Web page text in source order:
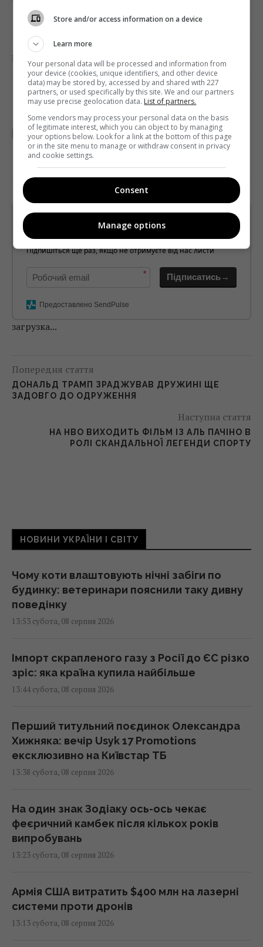
Поділитись: Facebook Twitter
TELEKRITIKA
Щотижневий лист з найцікавішим.
Пишемо з любов'ю
!
Підпишіться ще раз, якщо не отримуєте від нас листи
* Підписатись→
Предоставлено SendPulse
загрузка...
Попередня стаття
ДОНАЛЬД ТРАМП ЗРАДЖУВАВ ДРУЖИНІ ЩЕ
ЗАДОВГО ДО ОДРУЖЕННЯ
Наступна стаття
НА HBO ВИХОДИТЬ ФІЛЬМ ІЗ АЛЬ ПАЧІНО В
РОЛІ СКАНДАЛЬНОЇ ЛЕГЕНДИ СПОРТУ
НОВИНИ УКРАЇНИ І СВІТУ
Чому коти влаштовують нічні забіги по
будинку: ветеринари пояснили таку дивну
поведінку
13:53 субота, 08 серпня 2026
Імпорт скрапленого газу з Росії до ЄС різко
зріс: яка країна купила найбільше
13:44 субота, 08 серпня 2026
Перший титульний поєдинок Олександра
Хижняка: вечір Usyk 17 Promotions
ексклюзивно на Київстар ТБ
13:38 субота, 08 серпня 2026
На один знак Зодіаку ось-ось чекає
феєричний камбек після кількох років
випробувань
13:23 субота, 08 серпня 2026
Армія США витратить $400 млн на лазерні
системи проти дронів
13:13 субота, 08 серпня 2026
Store and/or access information on a device
Learn more
Your personal data will be processed and information from
your device (cookies, unique identifiers, and other device
data) may be stored by, accessed by and shared with 227
partners, or used specifically by this site. We and our partners
may use precise geolocation data. List of partners.
Some vendors may process your personal data on the basis
of legitimate interest, which you can object to by managing
your options below. Look for a link at the bottom of this page
or in the site menu to manage or withdraw consent in privacy
and cookie settings.
Consent
Manage options